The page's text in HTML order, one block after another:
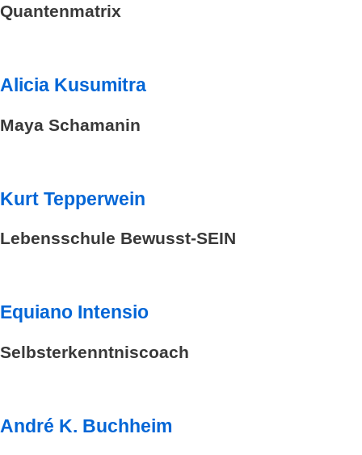
Quantenmatrix
Alicia Kusumitra
Maya Schamanin
Kurt Tepperwein
Lebensschule Bewusst-SEIN
Equiano Intensio
Selbsterkenntniscoach
André K. Buchheim